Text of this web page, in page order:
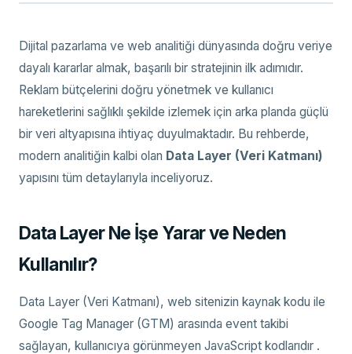
Dijital pazarlama ve web analitiği dünyasında doğru veriye
dayalı kararlar almak, başarılı bir stratejinin ilk adımıdır.
Reklam bütçelerini doğru yönetmek ve kullanıcı
hareketlerini sağlıklı şekilde izlemek için arka planda güçlü
bir veri altyapısına ihtiyaç duyulmaktadır. Bu rehberde,
modern analitiğin kalbi olan Data Layer (Veri Katmanı)
yapısını tüm detaylarıyla inceliyoruz.
Data Layer Ne İşe Yarar ve Neden
Kullanılır?
Data Layer (Veri Katmanı), web sitenizin kaynak kodu ile
Google Tag Manager (GTM) arasında event takibi
sağlayan, kullanıcıya görünmeyen JavaScript kodlarıdır .